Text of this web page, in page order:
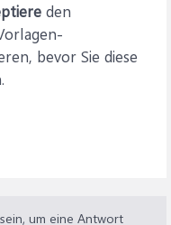
den
bevor Sie diese
um eine Antwort